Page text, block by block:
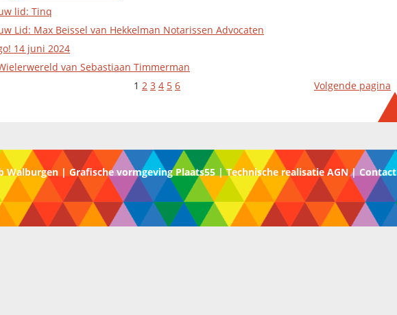
lid: Tinq
Lid: Max Beissel van Hekkelman Notarissen Advocaten
14 juni 2024
van Sebastiaan Timmerman
1 2 3 4 5 6 Volgende pagina
Walburgen | Grafische vormgeving Plaats55 | Technische realisatie AGN | Contact